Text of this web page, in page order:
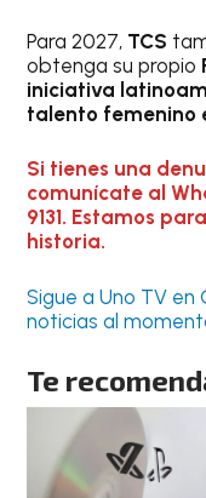
Para 2027, TCS
obtenga su propio
iniciativa
talento femenino
Si tienes una
comunícate al
9131. Estamos
historia.
Sigue a Uno TV
noticias al
Te